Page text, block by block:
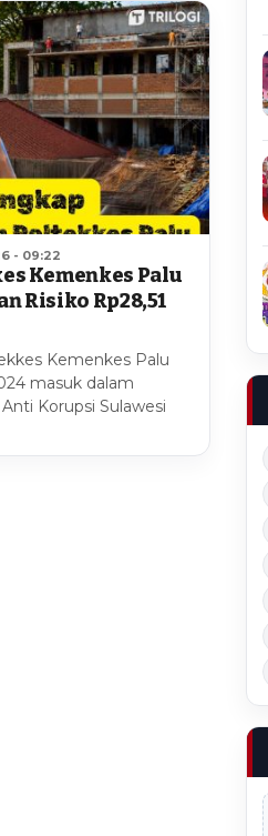
- 09:22
Kemenkes Palu
Risiko Rp28,51
Kemenkes Palu
masuk dalam
Korupsi Sulawesi